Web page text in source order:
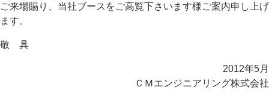
ご来場賜り、当社ブースをご高覧下さいます様ご案内申し上げ
ます。
敬 具
2012年5月
ＣＭエンジニアリング株式会社